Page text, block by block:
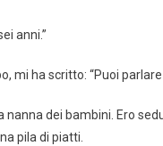
anni.”
mi ha scritto: “Puoi
nanna dei bambini. Ero
pila di piatti.